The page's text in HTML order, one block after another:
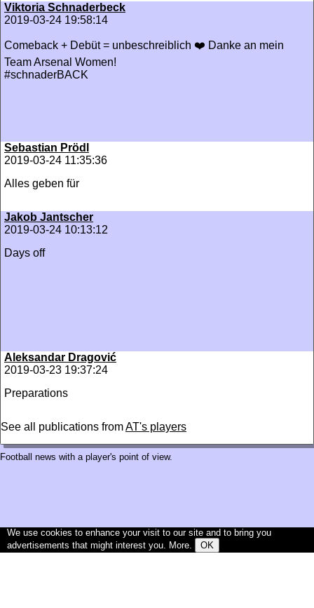
Viktoria Schnaderbeck
2019-03-24 19:58:14
Comeback + Debüt = unbeschreiblich ❤️ Danke an mein
Team Arsenal Women!
#schnaderBACK
Sebastian Prödl
2019-03-24 11:35:36
Alles geben für
Jakob Jantscher
2019-03-24 10:13:12
Days off
Aleksandar Dragović
2019-03-23 19:37:24
Preparations
See all publications fromAT's players
Football news with a player's point of view.
We use cookies to enhance your visit to our site and to bring you
advertisements that might interest you. More. OK